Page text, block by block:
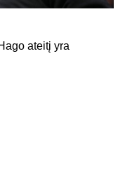
ateitį yra